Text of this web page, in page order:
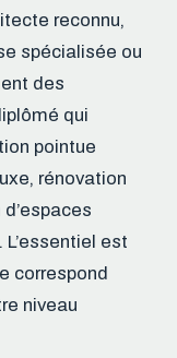
reconnu,
spécialisée ou
des
qui
pointue
rénovation
est
correspond
niveau